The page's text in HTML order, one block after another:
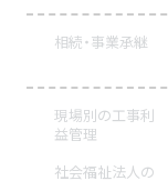
相続・事業承継
現場別の工事利
益管理
社会福祉法人の